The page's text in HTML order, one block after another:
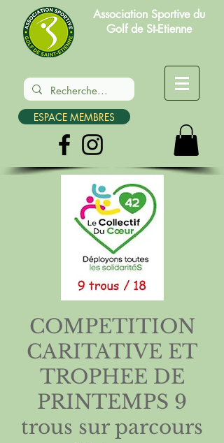
Association Sportive du
Golf de St-Etienne
ESPACE MEMBRES
COMPETITION
CARITATIVE ET
TROPHEE DE
PRINTEMPS 9
trous sur parcours